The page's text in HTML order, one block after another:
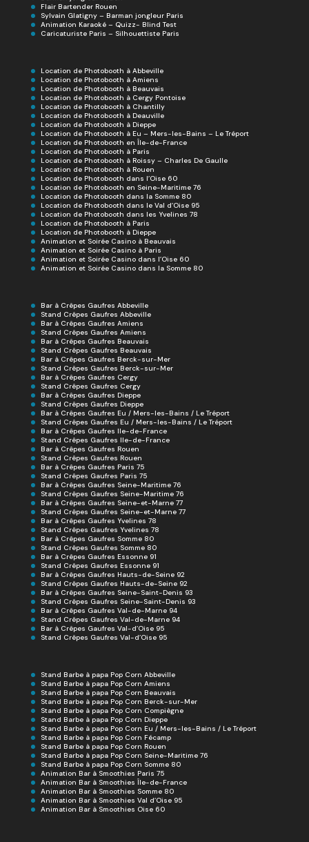
Flair Bartender Rouen
Sylvain Glatigny – Barman jongleur Paris
Animation Karaoké – Quizz- Blind Test
Caricaturiste Paris – Silhouettiste Paris
Location de Photobooth à Abbeville
Location de Photobooth à Amiens
Location de Photobooth à Beauvais
Location de Photobooth à Cergy Pontoise
Location de Photobooth à Chantilly
Location de Photobooth à Deauville
Location de Photobooth à Dieppe
Location de Photobooth à Eu – Mers-les-Bains – Le Tréport
Location de Photobooth en Île-de-France
Location de Photobooth à Paris
Location de Photobooth à Roissy – Charles De Gaulle
Location de Photobooth à Rouen
Location de Photobooth dans l’Oise 60
Location de Photobooth en Seine-Maritime 76
Location de Photobooth dans la Somme 80
Location de Photobooth dans le Val d’Oise 95
Location de Photobooth dans les Yvelines 78
Location de Photobooth à Paris
Location de Photobooth à Dieppe
Animation et Soirée Casino à Beauvais
Animation et Soirée Casino à Paris
Animation et Soirée Casino dans l’Oise 60
Animation et Soirée Casino dans la Somme 80
Bar à Crêpes Gaufres Abbeville
Stand Crêpes Gaufres Abbeville
Bar à Crêpes Gaufres Amiens
Stand Crêpes Gaufres Amiens
Bar à Crêpes Gaufres Beauvais
Stand Crêpes Gaufres Beauvais
Bar à Crêpes Gaufres Berck-sur-Mer
Stand Crêpes Gaufres Berck-sur-Mer
Bar à Crêpes Gaufres Cergy
Stand Crêpes Gaufres Cergy
Bar à Crêpes Gaufres Dieppe
Stand Crêpes Gaufres Dieppe
Bar à Crêpes Gaufres Eu / Mers-les-Bains / Le Tréport
Stand Crêpes Gaufres Eu / Mers-les-Bains / Le Tréport
Bar à Crêpes Gaufres Ile-de-France
Stand Crêpes Gaufres Ile-de-France
Bar à Crêpes Gaufres Rouen
Stand Crêpes Gaufres Rouen
Bar à Crêpes Gaufres Paris 75
Stand Crêpes Gaufres Paris 75
Bar à Crêpes Gaufres Seine-Maritime 76
Stand Crêpes Gaufres Seine-Maritime 76
Bar à Crêpes Gaufres Seine-et-Marne 77
Stand Crêpes Gaufres Seine-et-Marne 77
Bar à Crêpes Gaufres Yvelines 78
Stand Crêpes Gaufres Yvelines 78
Bar à Crêpes Gaufres Somme 80
Stand Crêpes Gaufres Somme 80
Bar à Crêpes Gaufres Essonne 91
Stand Crêpes Gaufres Essonne 91
Bar à Crêpes Gaufres Hauts-de-Seine 92
Stand Crêpes Gaufres Hauts-de-Seine 92
Bar à Crêpes Gaufres Seine-Saint-Denis 93
Stand Crêpes Gaufres Seine-Saint-Denis 93
Bar à Crêpes Gaufres Val-de-Marne 94
Stand Crêpes Gaufres Val-de-Marne 94
Bar à Crêpes Gaufres Val-d’Oise 95
Stand Crêpes Gaufres Val-d’Oise 95
Stand Barbe à papa Pop Corn Abbeville
Stand Barbe à papa Pop Corn Amiens
Stand Barbe à papa Pop Corn Beauvais
Stand Barbe à papa Pop Corn Berck-sur-Mer
Stand Barbe à papa Pop Corn Compiègne
Stand Barbe à papa Pop Corn Dieppe
Stand Barbe à papa Pop Corn Eu / Mers-les-Bains / Le Tréport
Stand Barbe à papa Pop Corn Fécamp
Stand Barbe à papa Pop Corn Rouen
Stand Barbe à papa Pop Corn Seine-Maritime 76
Stand Barbe à papa Pop Corn Somme 80
Animation Bar à Smoothies Paris 75
Animation Bar à Smoothies Île-de-France
Animation Bar à Smoothies Somme 80
Animation Bar à Smoothies Val d’Oise 95
Animation Bar à Smoothies Oise 60